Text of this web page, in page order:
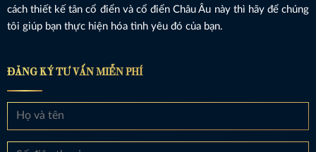
cách thiết kế tân cổ điển và cổ điển Châu Âu này thì hãy để chúng
tôi giúp bạn thực hiện hóa tình yêu đó của bạn.
ĐĂNG KÝ TƯ VẤN MIỄN PHÍ